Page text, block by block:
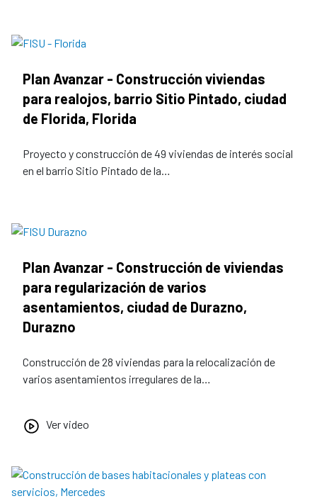
Plan Avanzar - Construcción viviendas
para realojos, barrio Sitio Pintado, ciudad
de Florida, Florida
Proyecto y construcción de 49 viviendas de interés social
en el barrio Sitio Pintado de la…
Plan Avanzar - Construcción de viviendas
para regularización de varios
asentamientos, ciudad de Durazno,
Durazno
Construcción de 28 viviendas para la relocalización de
varios asentamientos irregulares de la…
Ver video